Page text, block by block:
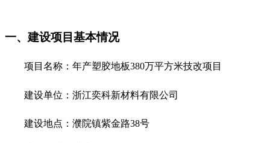
一、建设项目基本情况
项目名称： 年产塑胶地板380万平方米技改项目
建设单位： 浙江奕科新材料有限公司
建设地点： 濮院镇紫金路38号